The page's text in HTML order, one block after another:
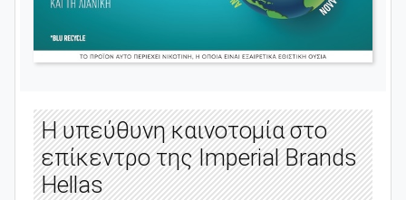
Η υπεύθυνη καινοτομία στο
επίκεντρο της Imperial Brands
Hellas